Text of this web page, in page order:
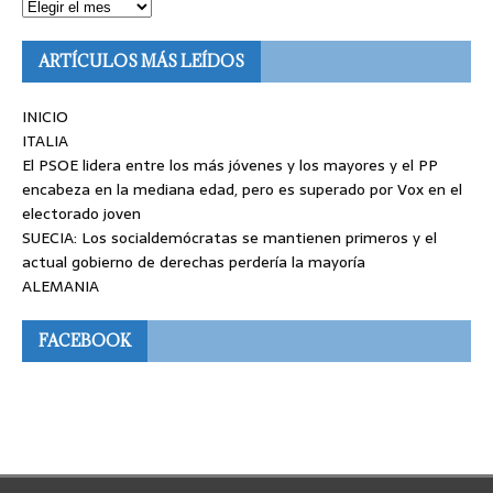
ARTÍCULOS MÁS LEÍDOS
INICIO
ITALIA
El PSOE lidera entre los más jóvenes y los mayores y el PP
encabeza en la mediana edad, pero es superado por Vox en el
electorado joven
SUECIA: Los socialdemócratas se mantienen primeros y el
actual gobierno de derechas perdería la mayoría
ALEMANIA
FACEBOOK